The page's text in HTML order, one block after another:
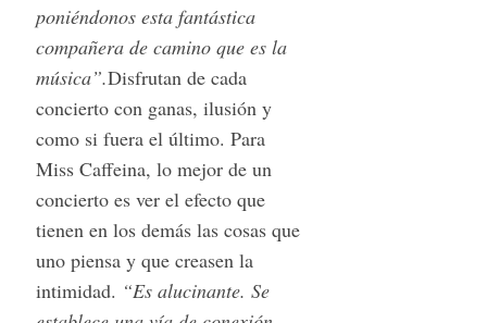
poniéndonos esta fantástica
compañera de camino que es la
música”.Disfrutan de cada
concierto con ganas, ilusión y
como si fuera el último. Para
Miss Caffeina, lo mejor de un
concierto es ver el efecto que
tienen en los demás las cosas que
uno piensa y que creasen la
intimidad. “Es alucinante. Se